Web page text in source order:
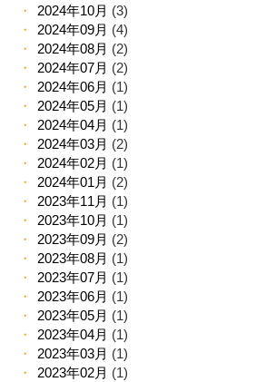
2024年10月 (3)
2024年09月 (4)
2024年08月 (2)
2024年07月 (2)
2024年06月 (1)
2024年05月 (1)
2024年04月 (1)
2024年03月 (2)
2024年02月 (1)
2024年01月 (2)
2023年11月 (1)
2023年10月 (1)
2023年09月 (2)
2023年08月 (1)
2023年07月 (1)
2023年06月 (1)
2023年05月 (1)
2023年04月 (1)
2023年03月 (1)
2023年02月 (1)